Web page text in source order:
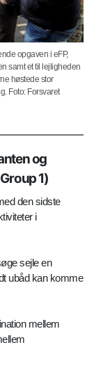
opgaven i eFP,
samt et til lejligheden
høstede stor
Foto: Forsvaret
og
1)
den sidste
i
sejle en
ubåd kan komme
mellem